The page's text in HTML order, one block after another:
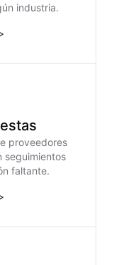
industria.
proveedores
seguimientos
faltante.